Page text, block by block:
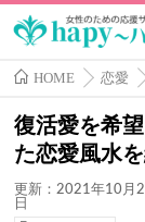
HOME 恋愛
復活愛を希
た恋愛風水
更新：2021年10月
日